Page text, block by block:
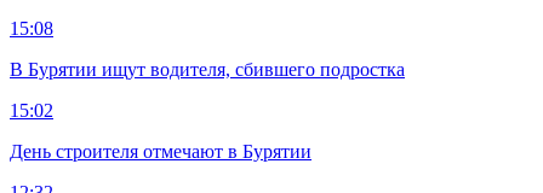
15:08
В Бурятии ищут водителя, сбившего подростка
15:02
День строителя отмечают в Бурятии